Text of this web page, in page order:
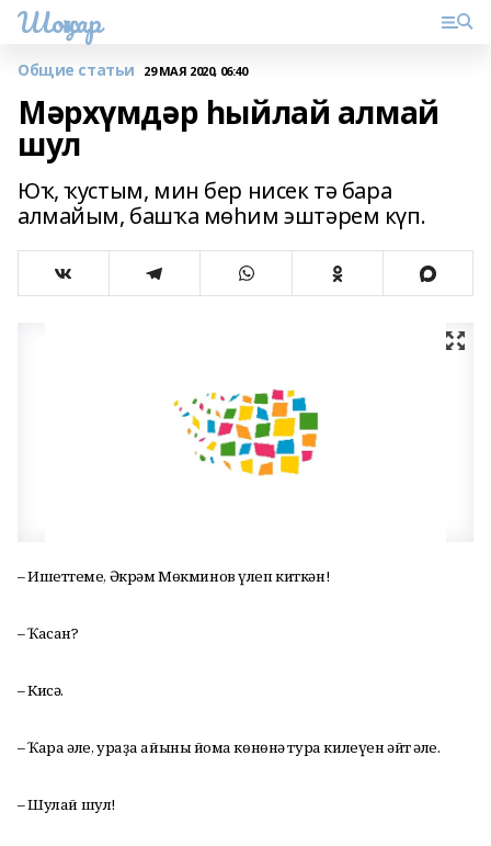
Шоңҡар
Общие статьи 29 МАЯ 2020, 06:40
Мәрхүмдәр һыйлай алмай
шул
Юҡ, ҡустым, мин бер нисек тә бара
алмайым, башҡа мөһим эштәрем күп.
– Ишеттеңме, Әкрәм Мөкминов үлеп киткән!
– Ҡасан?
– Кисә.
– Ҡара әле, ураҙа айының йома көнөнә тура килеүен әйт әле.
– Шулай шул!